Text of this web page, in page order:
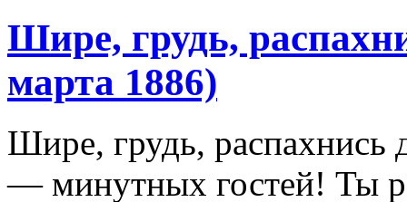
Шире, грудь,
марта 1886)
Шире, грудь, распахнись
— минутных гостей! Ты